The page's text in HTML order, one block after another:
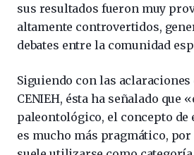
sus resultados fueron muy
altamente controvertidos,
debates entre la comunidad
Siguiendo con las
CENIEH, ésta ha señalado que
paleontológico, el concepto de
es mucho más pragmático,